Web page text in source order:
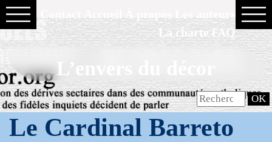
La charte FAQ
L’envers du décor
Le Cardinal Barreto